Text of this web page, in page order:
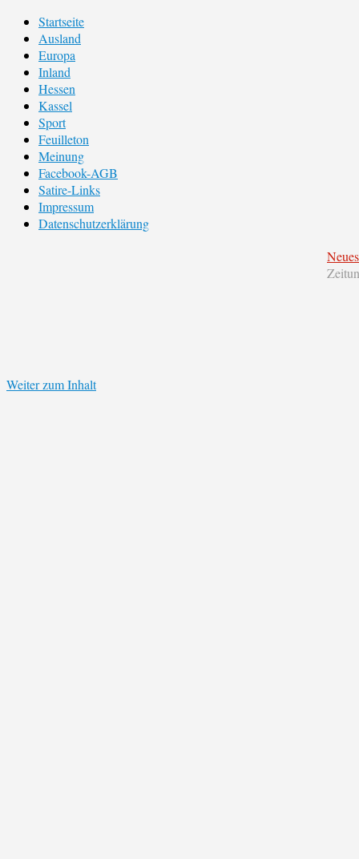
Startseite
Ausland
Europa
Inland
Hessen
Kassel
Sport
Feuilleton
Meinung
Facebook-AGB
Satire-Links
Impressum
Datenschutzerklärung
Weiter zum Inhalt